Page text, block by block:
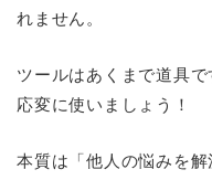
れません。
ツールはあくまで道具
応変に使いましょう！
本質は「他人の悩みを